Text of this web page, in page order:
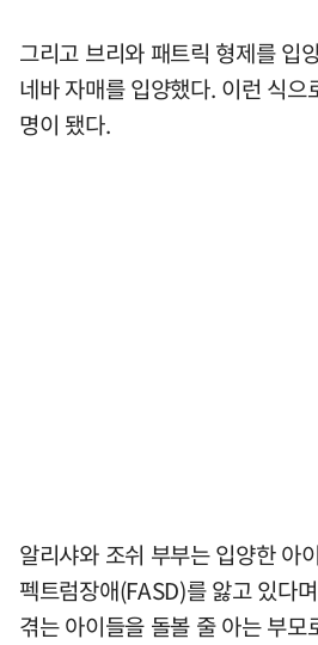
그리고 브리와 패트릭 형제를 입
네바 자매를 입양했다. 이런 식
명이 됐다.
알리샤와 조쉬 부부는 입양한 아
펙트럼장애(FASD)를 앓고 있다
겪는 아이들을 돌볼 줄 아는 부모